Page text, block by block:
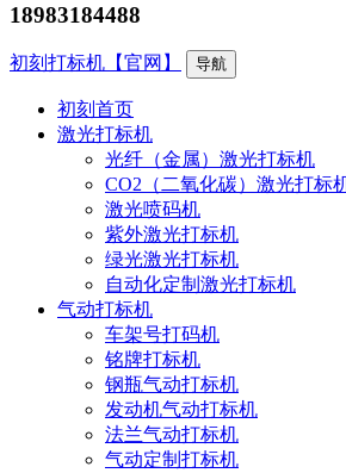
18983184488
初刻打标机【官网】 导航
初刻首页
激光打标机
光纤（金属）激光打标机
CO2（二氧化碳）激光打标
激光喷码机
紫外激光打标机
绿光激光打标机
自动化定制激光打标机
气动打标机
车架号打码机
铭牌打标机
钢瓶气动打标机
发动机气动打标机
法兰气动打标机
气动定制打标机